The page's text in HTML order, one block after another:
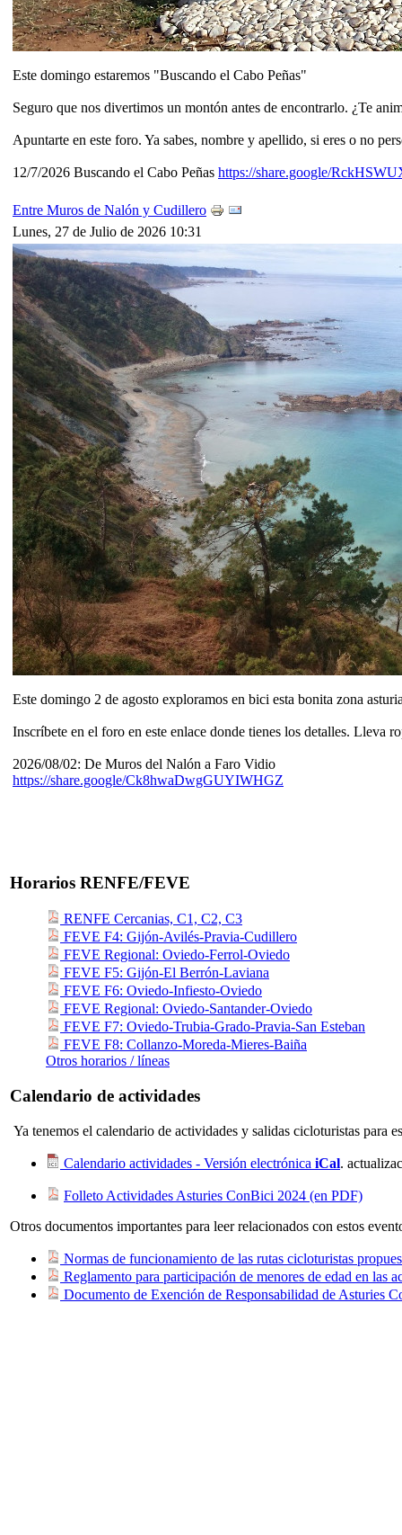
Este domingo estaremos "Buscando el Cabo Peñas"
Seguro que nos divertimos un montón antes de encontrarlo. ¿Te
Apuntarte en este foro. Ya sabes, nombre y apellido, si eres o no
12/7/2026 Buscando el Cabo Peñas https://share.google/
Entre Muros de Nalón y Cudillero
Lunes, 27 de Julio de 2026 10:31
Este domingo 2 de agosto exploramos en bici esta bonita zona
Inscríbete en el foro en este enlace donde tienes los detalles. Lleva
2026/08/02: De Muros del Nalón a Faro Vidio
https://share.google/Ck8hwaDwgGUYIWHGZ
Horarios RENFE/FEVE
RENFE Cercanias, C1, C2, C3
FEVE F4: Gijón-Avilés-Pravia-Cudillero
FEVE Regional: Oviedo-Ferrol-Oviedo
FEVE F5: Gijón-El Berrón-Laviana
FEVE F6: Oviedo-Infiesto-Oviedo
FEVE Regional: Oviedo-Santander-Oviedo
FEVE F7: Oviedo-Trubia-Grado-Pravia-San Esteban
FEVE F8: Collanzo-Moreda-Mieres-Baiña
Otros horarios / líneas
Calendario de actividades
Ya tenemos el calendario de actividades y salidas cicloturistas para
Calendario actividades - Versión electrónica iCal.
Folleto Actividades Asturies ConBici 2024 (en PDF)
Otros documentos importantes para leer relacionados con estos
Normas de funcionamiento de las rutas cicloturistas
Reglamento para participación de menores de edad en las
Documento de Exención de Responsabilidad de Asturies